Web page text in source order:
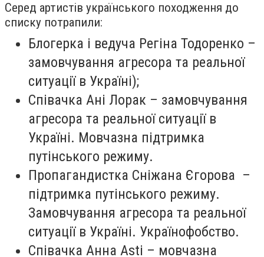
Серед артистів українського походження до
списку потрапили:
Блогерка і ведуча Регіна Тодоренко –
замовчування агресора та реальної
ситуації в Україні);
Співачка Ані Лорак – замовчування
агресора та реальної ситуації в
Україні. Мовчазна підтримка
путінського режиму.
Пропагандистка Сніжана Єгорова –
підтримка путінського режиму.
Замовчування агресора та реальної
ситуації в Україні. Українофобство.
Співачка Анна Asti – мовчазна